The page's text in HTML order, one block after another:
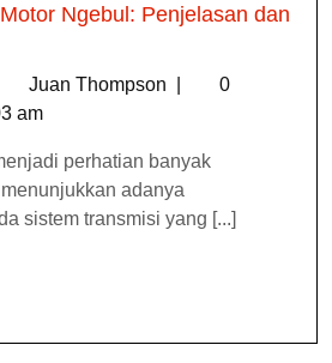
Ngebul: Penjelasan dan
Juan Thompson
0
am
perhatian banyak
adanya
sistem transmisi yang [...]